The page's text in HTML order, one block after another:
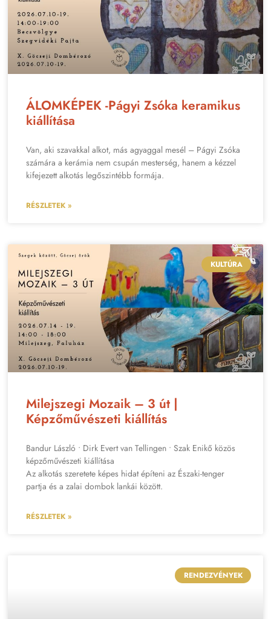
ÁLOMKÉPEK -Págyi Zsóka keramikus
kiállítása
Van, aki szavakkal alkot, más agyaggal mesél – Págyi Zsóka
számára a kerámia nem csupán mesterség, hanem a kézzel
kifejezett alkotás legőszintébb formája.
RÉSZLETEK »
KULTÚRA
Milejszegi Mozaik – 3 út |
Képzőművészeti kiállítás
Bandur László • Dirk Evert van Tellingen • Szak Enikő közös
képzőművészeti kiállítása
Az alkotás szeretete képes hidat építeni az Északi-tenger
partja és a zalai dombok lankái között.
RÉSZLETEK »
RENDEZVÉNYEK